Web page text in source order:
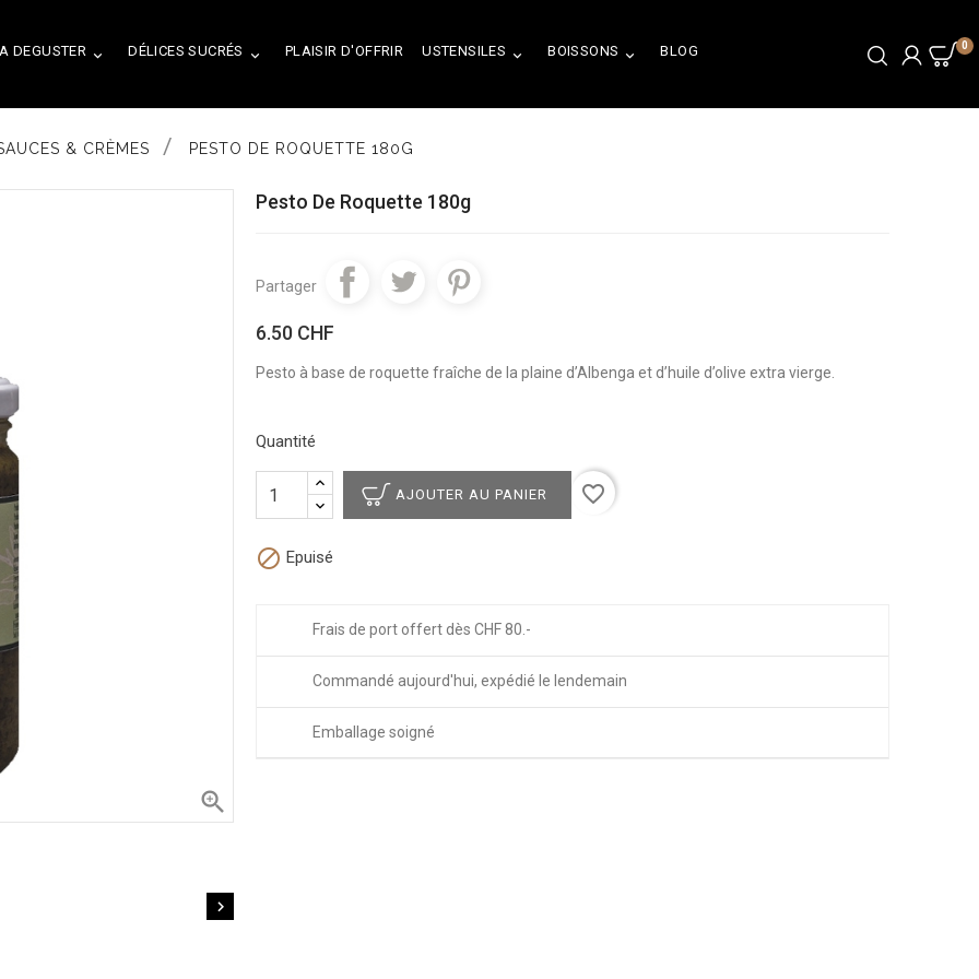
0

A DEGUSTER 
DÉLICES SUCRÉS PLAISIR D'OFFRIR 
USTENSILES 
BOISSONS BLOG
& CRÈMES PESTO DE ROQUETTE 180G


Pesto De Roquette 180g
Partager
6.50 CHF
Pesto à base de roquette fraîche de la plaine d’Albenga et d’huile d’olive extra vierge.
Quantité
AJOUTER AU PANIER favorite_border
 Epuisé
Frais de port offert dès CHF 80.-
Commandé aujourd'hui, expédié le lendemain
Emballage soigné